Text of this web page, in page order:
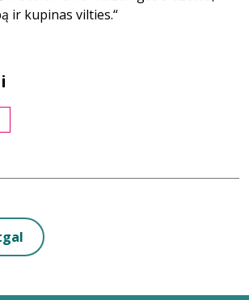
ir kupinas vilties.“